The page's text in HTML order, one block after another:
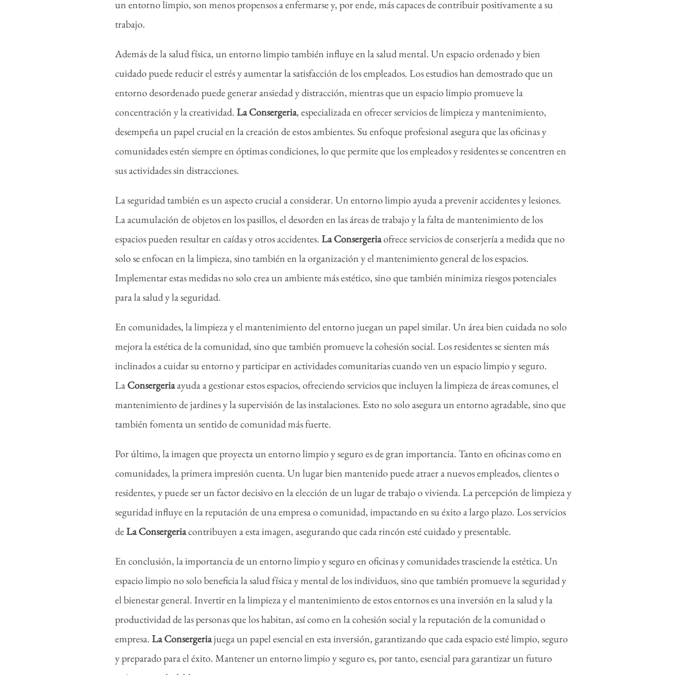
un entorno limpio, son menos propensos a enfermarse y, por ende, más capaces de contribuir positivamente a su
trabajo.
Además de la salud física, un entorno limpio también influye en la salud mental. Un espacio ordenado y bien
cuidado puede reducir el estrés y aumentar la satisfacción de los empleados. Los estudios han demostrado que un
entorno desordenado puede generar ansiedad y distracción, mientras que un espacio limpio promueve la
concentración y la creatividad.La Consergeria, especializada en ofrecer servicios de limpieza y mantenimiento,
desempeña un papel crucial en la creación de estos ambientes. Su enfoque profesional asegura que las oficinas y
comunidades estén siempre en óptimas condiciones, lo que permite que los empleados y residentes se concentren en
sus actividades sin distracciones.
La seguridad también es un aspecto crucial a considerar. Un entorno limpio ayuda a prevenir accidentes y lesiones.
La acumulación de objetos en los pasillos, el desorden en las áreas de trabajo y la falta de mantenimiento de los
espacios pueden resultar en caídas y otros accidentes.La Consergeriaofrece servicios de conserjería a medida que no
solo se enfocan en la limpieza, sino también en la organización y el mantenimiento general de los espacios.
Implementar estas medidas no solo crea un ambiente más estético, sino que también minimiza riesgos potenciales
para la salud y la seguridad.
En comunidades, la limpieza y el mantenimiento del entorno juegan un papel similar. Un área bien cuidada no solo
mejora la estética de la comunidad, sino que también promueve la cohesión social. Los residentes se sienten más
inclinados a cuidar su entorno y participar en actividades comunitarias cuando ven un espacio limpio y seguro.
LaConsergeriaayuda a gestionar estos espacios, ofreciendo servicios que incluyen la limpieza de áreas comunes, el
mantenimiento de jardines y la supervisión de las instalaciones. Esto no solo asegura un entorno agradable, sino que
también fomenta un sentido de comunidad más fuerte.
Por último, la imagen que proyecta un entorno limpio y seguro es de gran importancia. Tanto en oficinas como en
comunidades, la primera impresión cuenta. Un lugar bien mantenido puede atraer a nuevos empleados, clientes o
residentes, y puede ser un factor decisivo en la elección de un lugar de trabajo o vivienda. La percepción de limpieza y
seguridad influye en la reputación de una empresa o comunidad, impactando en su éxito a largo plazo. Los servicios
deLa Consergeriacontribuyen a esta imagen, asegurando que cada rincón esté cuidado y presentable.
En conclusión, la importancia de un entorno limpio y seguro en oficinas y comunidades trasciende la estética. Un
espacio limpio no solo beneficia la salud física y mental de los individuos, sino que también promueve la seguridad y
el bienestar general. Invertir en la limpieza y el mantenimiento de estos entornos es una inversión en la salud y la
productividad de las personas que los habitan, así como en la cohesión social y la reputación de la comunidad o
empresa.La Consergeriajuega un papel esencial en esta inversión, garantizando que cada espacio esté limpio, seguro
y preparado para el éxito. Mantener un entorno limpio y seguro es, por tanto, esencial para garantizar un futuro